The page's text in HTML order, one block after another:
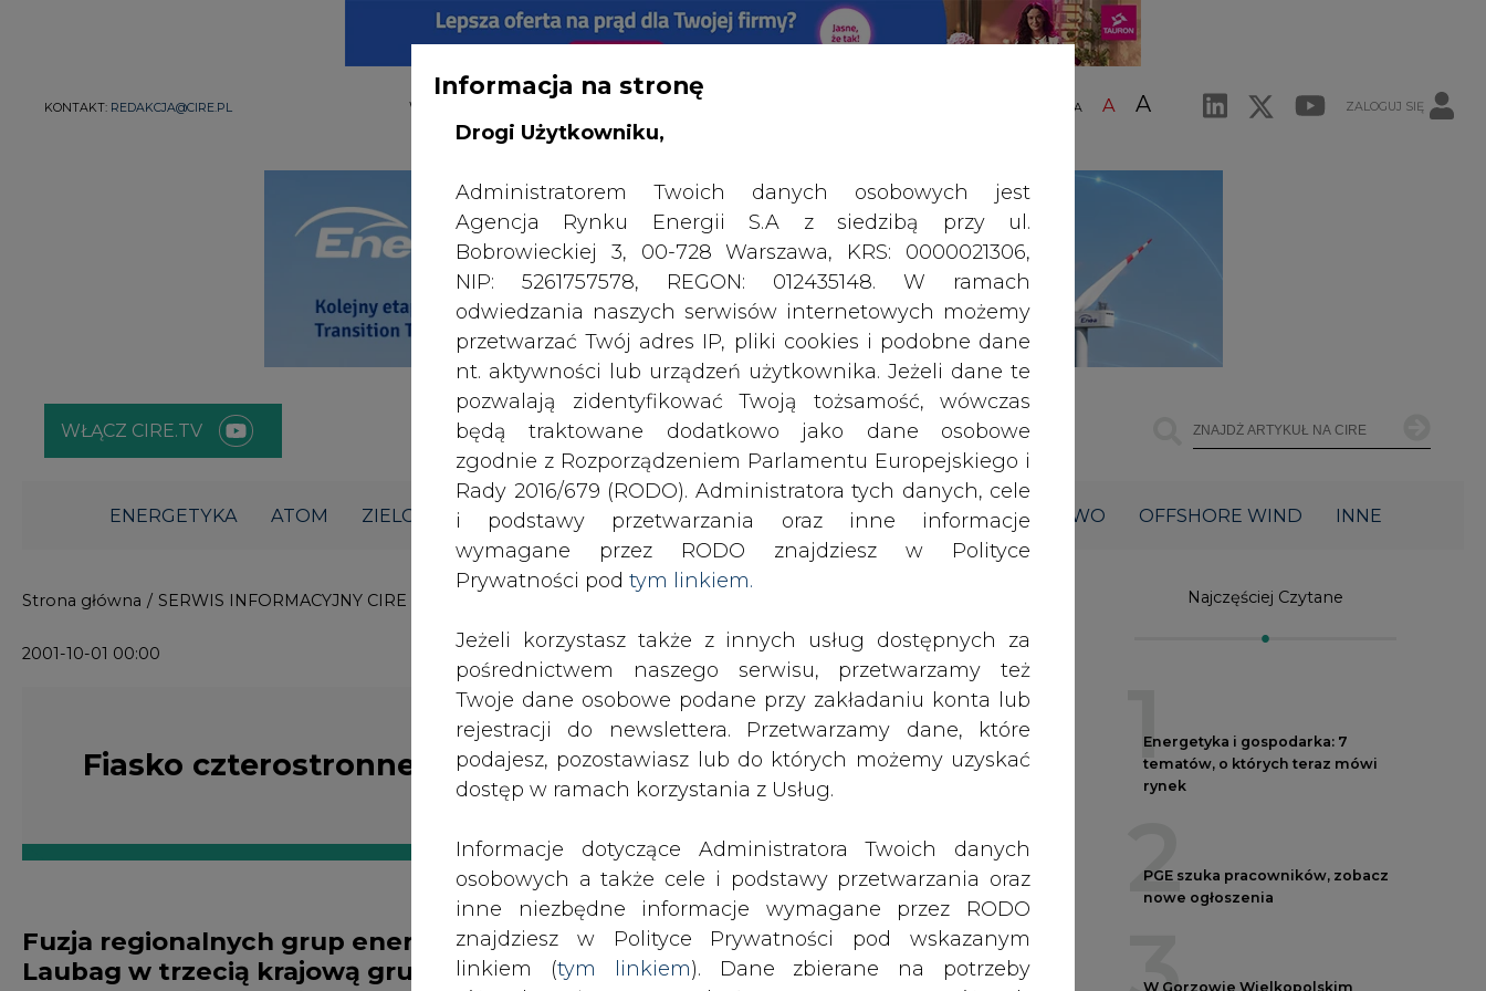
KONTAKT: REDAKCJA@CIRE.PL WYDAWCA PORTALU: A A A ZALOGUJ SIĘ
WŁĄCZ CIRE.TV
ENERGETYKA ATOM ZIELONA GOSPODARKA ZMIANY KADROWE NA RYNKU CIEPŁOWNICTWO OFFSHORE WIND INNE
Informacja na stronę
Drogi Użytkowniku,
Administratorem Twoich danych osobowych jest
Agencja Rynku Energii S.A z siedzibą przy ul.
Bobrowieckiej 3, 00-728 Warszawa, KRS: 0000021306,
NIP: 5261757578, REGON: 012435148. W ramach
odwiedzania naszych serwisów internetowych możemy
przetwarzać Twój adres IP, pliki cookies i podobne dane
nt. aktywności lub urządzeń użytkownika. Jeżeli dane te
pozwalają zidentyfikować Twoją tożsamość, wówczas
będą traktowane dodatkowo jako dane osobowe
zgodnie z Rozporządzeniem Parlamentu Europejskiego i
Rady 2016/679 (RODO). Administratora tych danych, cele
i podstawy przetwarzania oraz inne informacje
wymagane przez RODO znajdziesz w Polityce
Prywatności pod tym linkiem.
Jeżeli korzystasz także z innych usług dostępnych za
pośrednictwem naszego serwisu, przetwarzamy też
Twoje dane osobowe podane przy zakładaniu konta lub
rejestracji do newslettera. Przetwarzamy dane, które
podajesz, pozostawiasz lub do których możemy uzyskać
dostęp w ramach korzystania z Usług.
Informacje dotyczące Administratora Twoich danych
osobowych a także cele i podstawy przetwarzania oraz
inne niezbędne informacje wymagane przez RODO
znajdziesz w Polityce Prywatności pod wskazanym
linkiem (tym linkiem). Dane zbierane na potrzeby
Strona główna / SERWIS INFORMACYJNY CIRE 24
2001-10-01 00:00 drukuj skomentuj udostępnij:
Fiasko czterostronnej fuzji w Niemczech
Fuzja regionalnych grup energetycznych w Niemczech: Bewag, HEW, Veag i
Laubag w trzecią krajową grupę w tym sektorze zakończyła się fiaskiem
Najczęściej Czytane
1
Energetyka i gospodarka: 7
tematów, o których teraz mówi
rynek
2
PGE szuka pracowników, zobacz
nowe ogłoszenia
W Gorzowie Wielkopolskim